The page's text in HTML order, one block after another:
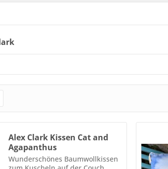
Alex Clark Kissen Cat and
Agapanthus
Wunderschönes Baumwollkissen